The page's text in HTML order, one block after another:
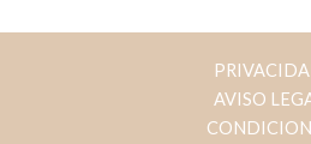
AVISO